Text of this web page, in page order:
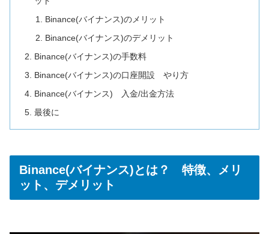
Binance(バイナンス)のメリット
Binance(バイナンス)のデメリット
Binance(バイナンス)の手数料
Binance(バイナンス)の口座開設 やり方
Binance(バイナンス) 入金/出金方法
最後に
Binance(バイナンス)とは？ 特徴、メリ
ット、デメリット